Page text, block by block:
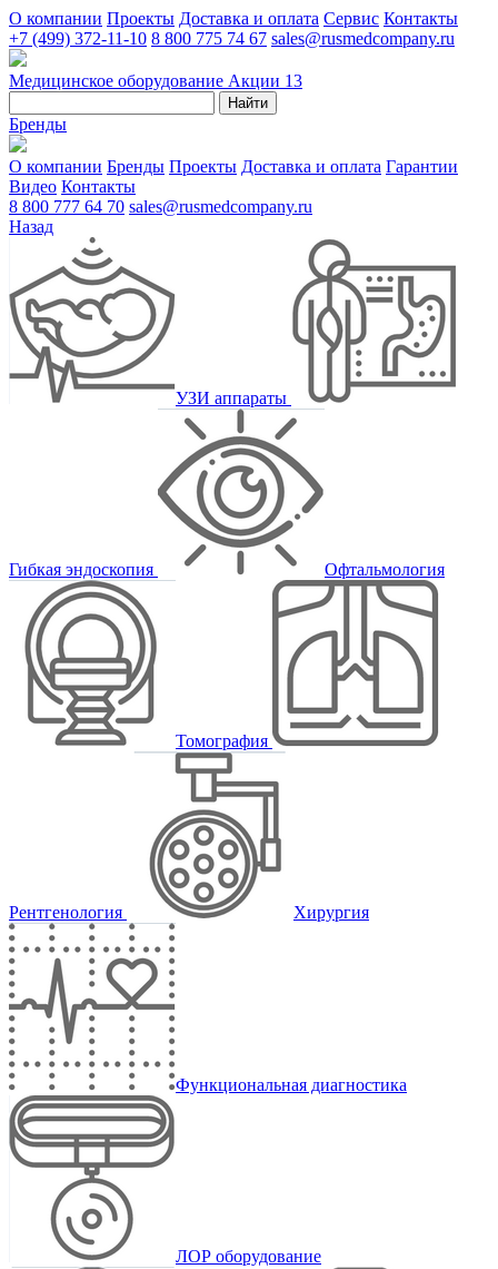
О компании Проекты Доставка и оплата Сервис Контакты
+7 (499) 372-11-10 8 800 775 74 67 sales@rusmedcompany.ru
Медицинское оборудование Акции 13
Найти
Бренды
О компании Бренды Проекты Доставка и оплата Гарантии
Видео Контакты
8 800 777 64 70 sales@rusmedcompany.ru
Назад
УЗИ аппараты
Гибкая эндоскопия Офтальмология
Томография
Рентгенология Хирургия
Функциональная диагностика
ЛОР оборудование